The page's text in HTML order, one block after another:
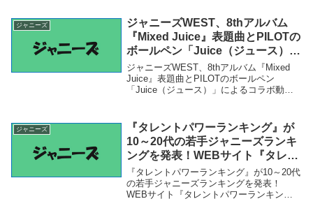
淳太、女子...
ジャニーズ
ジャニーズWEST、8thアルバム
『Mixed Juice』表題曲とPILOTの
ボールペン「Juice（ジュース）」
によるコラボ動画公開 – TOWER
RECORDS ONLINE – TOWER
RECORDS ONLINE
ジャニーズWEST、8thアルバム『Mixed
Juice』表題曲とPILOTのボールペン
「Juice（ジュース）」によるコラボ動画
ズ...
ジャニーズ
『タレントパワーランキング』が
10～20代の若手ジャニーズランキ
ングを発表！WEBサイト『タレン
トパワーランキング』ランキング
企画第127弾！！：時事ドットコ
ム – 時事通信ニュース
『タレントパワーランキング』が10～20代
の若手ジャニーズランキングを発表！
WEBサイト『タレントパワーランキン